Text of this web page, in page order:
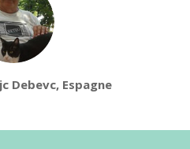
Debevc, Espagne